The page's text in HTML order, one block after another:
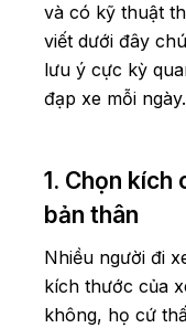
và có kỹ thuật
viết dưới đây
lưu ý cực kỳ
đạp xe mỗi ngày.
1. Chọn kích
bản thân
Nhiều người đi
kích thước của
không, họ cứ